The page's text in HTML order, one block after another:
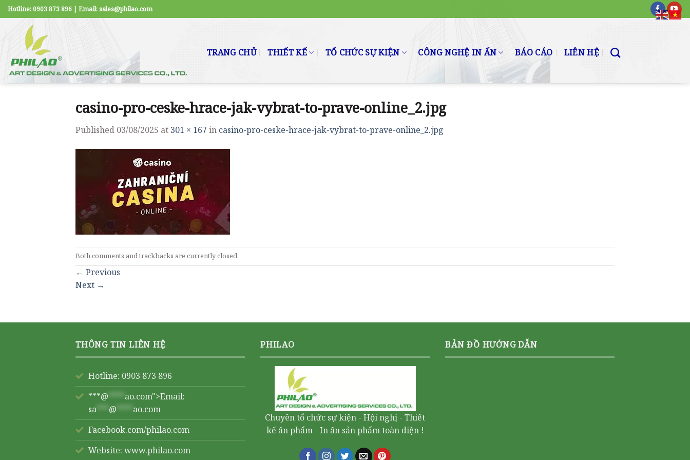
Skip
to
content
Hotline: 0903 873 896 | Email: sales@philao.com
TRANG CHỦ THIẾT KẾ TỔ CHỨC SỰ KIỆN CÔNG NGHỆ IN ẤN BÁO CÁO LIÊN HỆ
casino-pro-ceske-hrace-jak-vybrat-to-prave-online_2.jpg
Published 03/08/2025 at 301 × 167 in casino-pro-ceske-hrace-jak-vybrat-to-prave-online_2.jpg
Both comments and trackbacks are currently closed.
← Previous
Next →
THÔNG TIN LIÊN HỆ
Hotline: 0903 873 896
***@ **** ao.com">Email:
sa *** @ **** ao.com
Facebook.com/philao.com
Website: www.philao.com
PHILAO
Chuyên tổ chức sự kiện - Hội nghị - Thiết
kế ấn phẩm - In ấn sản phẩm toàn diện !
BẢN ĐỒ HƯỚNG DẪN